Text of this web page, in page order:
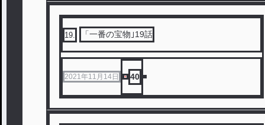
19 「一番の宝物｣19話
2021年11月14日 40